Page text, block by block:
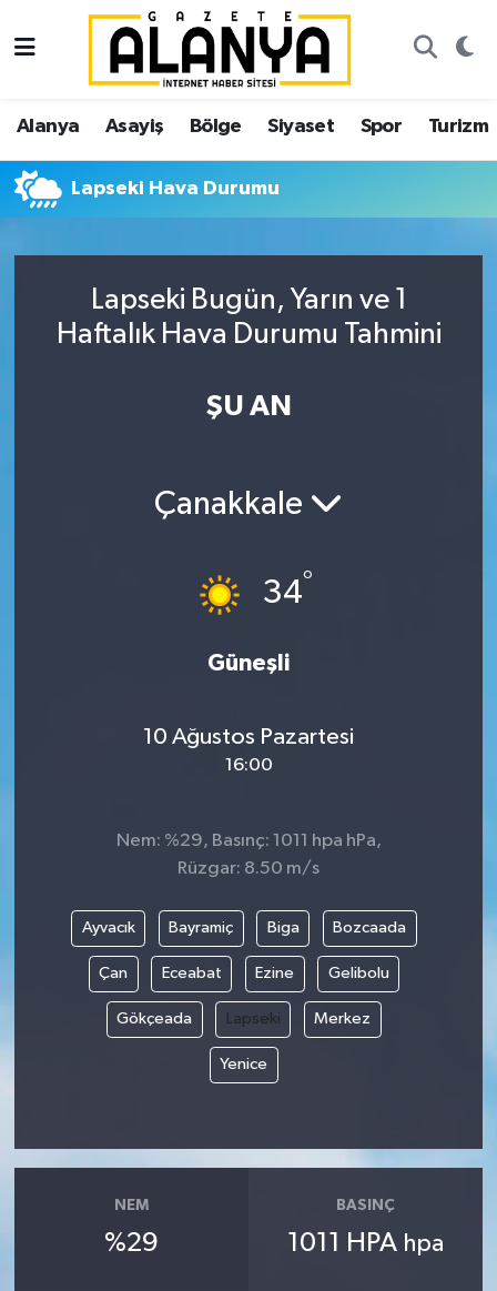
Alanya Asayiş Bölge Siyaset Spor Turizm
Lapseki Hava Durumu
Lapseki Bugün, Yarın ve 1
Haftalık Hava Durumu Tahmini
ŞU AN
Çanakkale
34°
Güneşli
10 Ağustos Pazartesi
16:00
Nem: %29, Basınç: 1011 hpa hPa,
Rüzgar: 8.50 m/s
Ayvacık Bayramiç Biga Bozcaada
Çan Eceabat Ezine Gelibolu
Gökçeada Lapseki Merkez
Yenice
NEM
%29
BASINÇ
1011 HPA hpa
Alanya
Asayiş
Bölge
Siyaset
Spor
İstanbul Nöbetçi Eczaneler
İstanbul Hava Durumu
İstanbul Trafik Yoğunluk Haritası
Süper Lig Puan Durumu ve Fikstür
Tüm Manşetler